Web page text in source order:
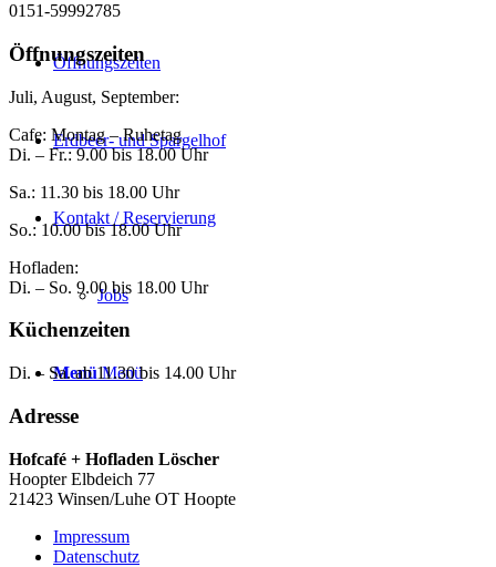
Öffnungszeiten
Erdbeer- und Spargelhof
Kontakt / Reservierung
Jobs
Menü Menü
0151-59992785
Öffnungszeiten
Juli, August, September:
Cafe: Montag – Ruhetag
Di. – Fr.: 9.00 bis 18.00 Uhr
Sa.: 11.30 bis 18.00 Uhr
So.: 10.00 bis 18.00 Uhr
Hofladen:
Di. – So. 9.00 bis 18.00 Uhr
Küchenzeiten
Di. – Sa. ab 11.30 bis 14.00 Uhr
Adresse
Hofcafé + Hofladen Löscher
Hoopter Elbdeich 77
21423 Winsen/Luhe OT Hoopte
Impressum
Datenschutz